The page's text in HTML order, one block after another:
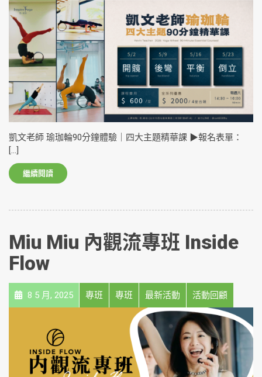
凱文老師 瑜珈輪90分鐘體驗｜四大主題精華課 ▶️報名表單：
[…]
繼續閱讀
Miu Miu 內觀流專班 Inside
Flow
8 5 月, 2025 專班 專班 最新活動 活動回顧